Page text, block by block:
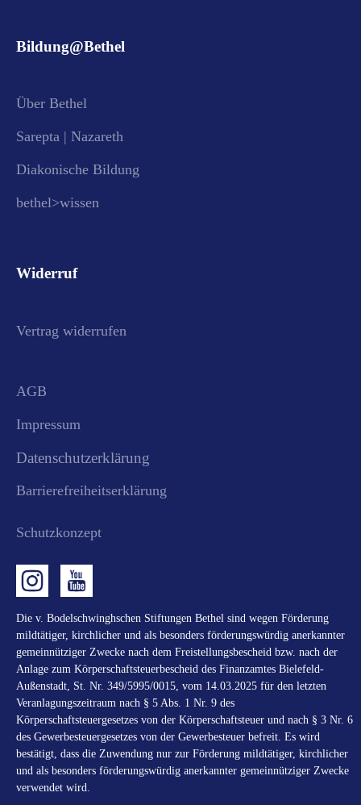
Bildung@Bethel
Über Bethel
Sarepta | Nazareth
Diakonische Bildung
bethel>wissen
Widerruf
Vertrag widerrufen
AGB
Impressum
Datenschutzerklärung
Barrierefreiheitserklärung
Schutzkonzept
Die v. Bodelschwinghschen Stiftungen Bethel sind wegen Förderung
mildtätiger, kirchlicher und als besonders förderungswürdig anerkannter
gemeinnütziger Zwecke nach dem Freistellungsbescheid bzw. nach der
Anlage zum Körperschaftsteuerbescheid des Finanzamtes Bielefeld-
Außenstadt, St. Nr. 349/5995/0015, vom 14.03.2025 für den letzten
Veranlagungszeitraum nach § 5 Abs. 1 Nr. 9 des
Körperschaftsteuergesetzes von der Körperschaftsteuer und nach § 3 Nr. 6
des Gewerbesteuergesetzes von der Gewerbesteuer befreit. Es wird
bestätigt, dass die Zuwendung nur zur Förderung mildtätiger, kirchlicher
und als besonders förderungswürdig anerkannter gemeinnütziger Zwecke
verwendet wird.